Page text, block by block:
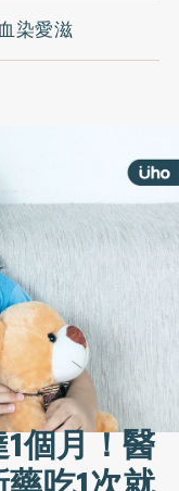
染愛滋
個月！醫